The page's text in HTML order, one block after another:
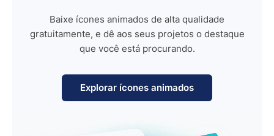
Baixe ícones animados de alta qualidade
gratuitamente, e dê aos seus projetos o destaque
que você está procurando.
Explorar ícones animados